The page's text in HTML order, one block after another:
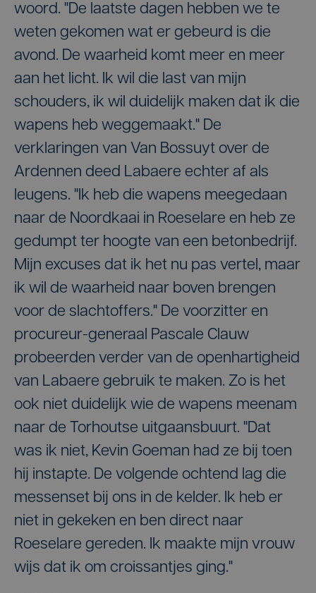
woord. "De laatste dagen hebben we te
weten gekomen wat er gebeurd is die
avond. De waarheid komt meer en meer
aan het licht. Ik wil die last van mijn
schouders, ik wil duidelijk maken dat ik die
wapens heb weggemaakt." De
verklaringen van Van Bossuyt over de
Ardennen deed Labaere echter af als
leugens. "Ik heb die wapens meegedaan
naar de Noordkaai in Roeselare en heb ze
gedumpt ter hoogte van een betonbedrijf.
Mijn excuses dat ik het nu pas vertel, maar
ik wil de waarheid naar boven brengen
voor de slachtoffers." De voorzitter en
procureur-generaal Pascale Clauw
probeerden verder van de openhartigheid
van Labaere gebruik te maken. Zo is het
ook niet duidelijk wie de wapens meenam
naar de Torhoutse uitgaansbuurt. "Dat
was ik niet, Kevin Goeman had ze bij toen
hij instapte. De volgende ochtend lag die
messenset bij ons in de kelder. Ik heb er
niet in gekeken en ben direct naar
Roeselare gereden. Ik maakte mijn vrouw
wijs dat ik om croissantjes ging."